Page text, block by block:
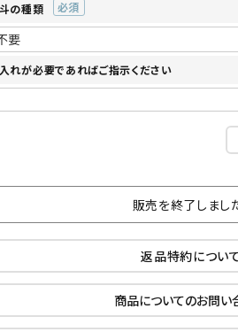
の種類
(必
れが必要であればご指示ください
販売を終了しまし
返品特約につい
商品についてのお問い